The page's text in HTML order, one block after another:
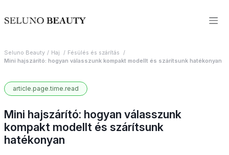
Seluno Beauty Haj
Fésülés és szárítás
Mini hajszárító: hogyan válasszunk kompakt modellt és szárítsunk hatékonyan
article.page.time.read
Mini hajszárító: hogyan válasszunk
kompakt modellt és szárítsunk
hatékonyan